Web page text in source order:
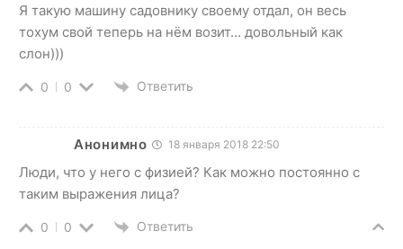
Я такую машину садовнику своему отдал, он весь
тохум свой теперь на нём возит… довольный как
слон)))
0 0 Ответить
Анонимно 18 января 2018 22:50
Люди, что у него с физией? Как можно постоянно с
таким выражения лица?
0 0 Ответить